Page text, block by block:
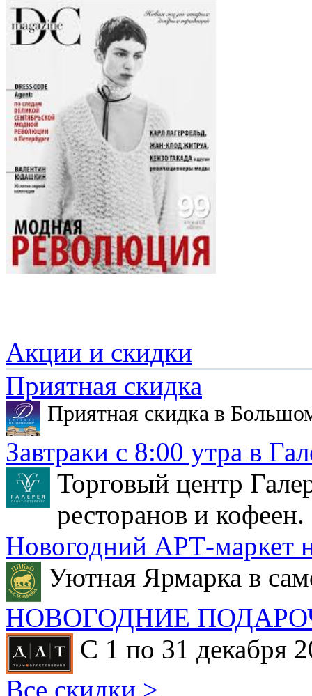
Акции и скидки
Приятная скидка
Приятная скидка в
Завтраки с 8:00 утра в
Торговый центр
ресторанов и кофеен.
Новогодний АРТ-маркет
Уютная Ярмарка в
НОВОГОДНИЕ
С 1 по 31 декабря
Все скидки >